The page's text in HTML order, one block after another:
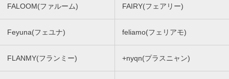
FALOOM(ファルーム) FAIRY(フェアリー)
Feyuna(フェユナ) feliamo(フェリアモ)
FLANMY(フランミー) +nyqn(プラスニャン)